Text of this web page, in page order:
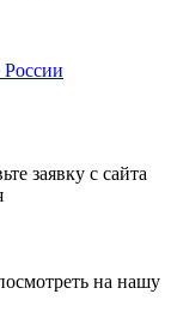
заявку с сайта
на нашу